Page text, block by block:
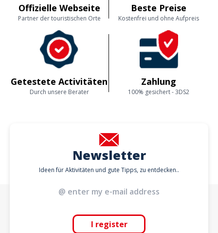
Offizielle Webseite
Partner der touristischen Orte
Beste Preise
Kostenfrei und ohne Aufpreis
Getestete Activitäten
Durch unsere Berater
Zahlung
100% gesichert - 3DS2
Newsletter
Ideen für Aktivitäten und gute Tipps, zu entdecken..
I register